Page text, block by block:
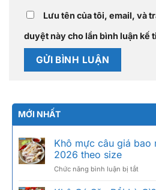
Lưu tên của tôi, email, và
duyệt này cho lần bình luận kế
MỚI NHẤT
Khô mực câu giá bao
2026 theo size
Chức năng bình luận bị tắtở